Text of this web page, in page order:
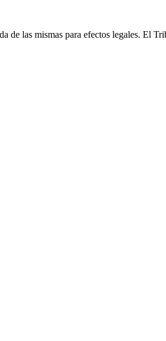
las mismas para efectos legales. El